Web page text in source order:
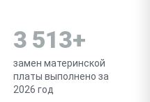
3 513+
замен материнской
платы выполнено за
2026 год